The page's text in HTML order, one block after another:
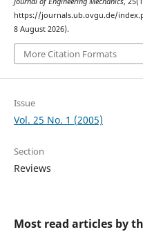
https://journals.ub.ovgu.de/
8 August 2026).
More Citation Formats
Issue
Vol. 25 No. 1 (2005)
Section
Reviews
Most read articles by